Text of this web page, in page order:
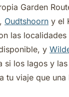
Garden
Oudtshoorn y el
las
y
si los lagos y
tu viaje que